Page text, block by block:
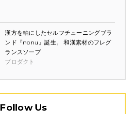
漢方を軸にしたセルフチューニングブラ
ンド『nonu』誕生。 和漢素材のフレグ
ランスソープ
プロダクト
Follow Us